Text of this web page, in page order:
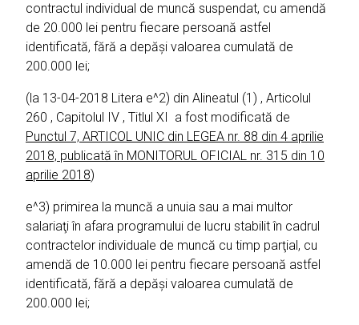
contractul individual de muncă suspendat, cu amendă
de 20.000 lei pentru fiecare persoană astfel
identificată, fără a depăşi valoarea cumulată de
200.000 lei;
(la 13-04-2018 Litera e^2) din Alineatul (1) , Articolul
260 , Capitolul IV , Titlul XI a fost modificată de
Punctul 7, ARTICOL UNIC din LEGEA nr. 88 din 4 aprilie
2018, publicată în MONITORUL OFICIAL nr. 315 din 10
aprilie 2018)
e^3) primirea la muncă a unuia sau a mai multor
salariaţi în afara programului de lucru stabilit în cadrul
contractelor individuale de muncă cu timp parţial, cu
amendă de 10.000 lei pentru fiecare persoană astfel
identificată, fără a depăşi valoarea cumulată de
200.000 lei;